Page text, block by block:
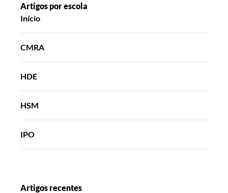
Artigos por escola
Início
CMRA
HDE
HSM
IPO
Artigos recentes